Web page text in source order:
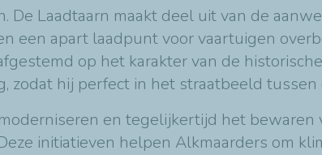
Laadtaarn maakt deel uit van de
een apart laadpunt voor vaartuigen
op het karakter van de
zodat hij perfect in het straatbeeld
en tegelijkertijd het bewaren
initiatieven helpen Alkmaarders om